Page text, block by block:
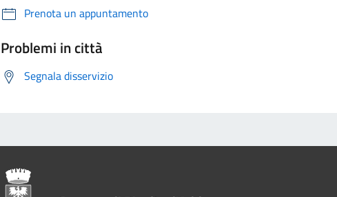
Prenota un appuntamento
Problemi in città
Segnala disservizio